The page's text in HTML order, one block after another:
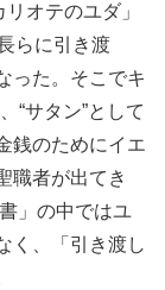
オテのユダ」
らに引き渡
った。そこでキ
“サタン”として
銭のためにイエ
職者が出てき
」の中ではユ
く、「引き渡し